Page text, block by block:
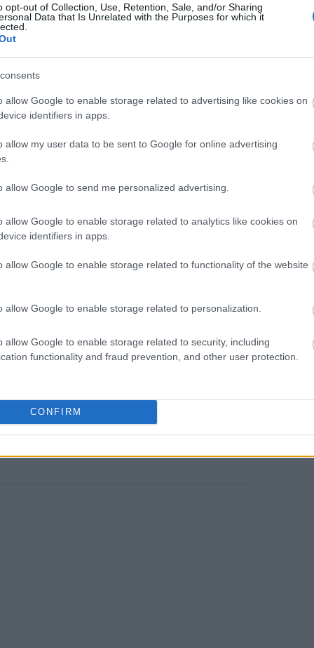
opt-out of Collection, Use, Retention, Sale, and/or Sharing
Data that Is Unrelated with the Purposes for which it
allow Google to enable storage related to advertising like cookies on
identifiers in apps.
allow my user data to be sent to Google for online advertising
allow Google to send me personalized advertising.
allow Google to enable storage related to analytics like cookies on
identifiers in apps.
allow Google to enable storage related to functionality of the website
allow Google to enable storage related to personalization.
allow Google to enable storage related to security, including
functionality and fraud prevention, and other user protection.
CONFIRM
στο βασικό δείκτη MSCI Greece
να έχει στάθμιση 25,78% τον ΟΠΑΠ
16,64%, τη Eurobank με στάθμιση
με στάθμιση 9,52%.
και μάθετε πρώτοι όλες τις
18:43
18:02